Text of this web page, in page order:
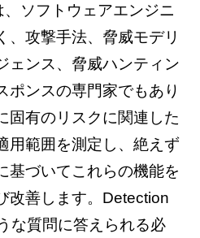
ソフトウェアエンジニ
、攻撃手法、脅威モデリ
ェンス、脅威ハンティン
ポンスの専門家でもあり
固有のリスクに関連した
用範囲を測定し、絶えず
基づいてこれらの機能を
改善します。Detection
な質問に答えられる必